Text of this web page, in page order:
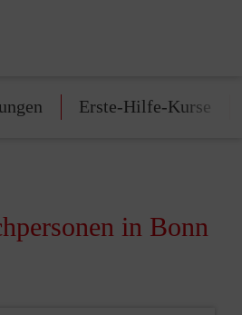
Erste-Hilfe-Kurse
in Bonn